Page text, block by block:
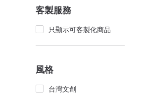
客製服務
只顯示可客製化商品
風格
台灣文創